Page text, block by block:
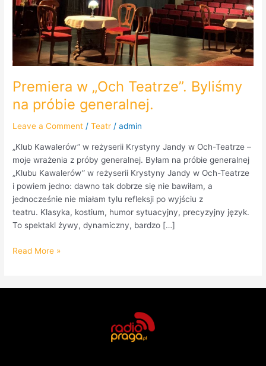
Premiera w „Och Teatrze”. Byliśmy
na próbie generalnej.
Leave a Comment /Teatr /admin
„Klub Kawalerów” w reżyserii Krystyny Jandy w Och-Teatrze –
moje wrażenia z próby generalnej. Byłam na próbie generalnej
„Klubu Kawalerów” w reżyserii Krystyny Jandy w Och-Teatrze
i powiem jedno: dawno tak dobrze się nie bawiłam, a
jednocześnie nie miałam tylu refleksji po wyjściu z
teatru. Klasyka, kostium, humor sytuacyjny, precyzyjny język.
To spektakl żywy, dynamiczny, bardzo […]
Read More »